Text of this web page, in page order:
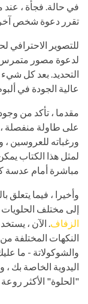
في حالة. فجأة ، عند
تقرر دعوة شخص
للتصوير الاحترافي
لدعوة مصور
التحديد. بعد كل شيء
عالية الجودة في
مقدما ، تأكد من
على طاولة منفصلة
ورغباته للعروسين
لمثل هذا الكتاب
مباشرة أمام عدسة
وأخيرا ، فيما
إلى مختلف الحلويات
الزفاف. الآن ،
النكهات المختلفة
والشوكولاتة - ما
اليدوية الخاصة بك
"الحلوة" الأكثر